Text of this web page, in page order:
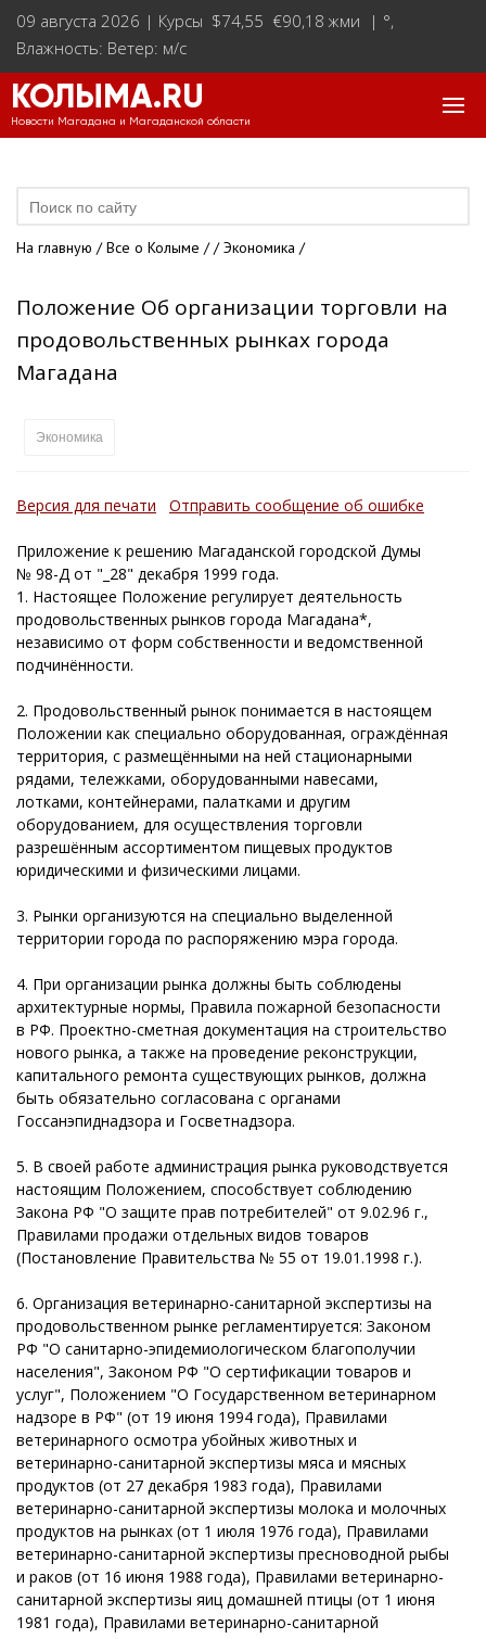
09 августа 2026 | Курсы $74,55 €90,18 жми | °,
Влажность: Ветер: м/с
КОЛЫМА.RU
Новости Магадана и Магаданской области
На главную /Все о Колыме //Экономика /
Положение Об организации торговли на
продовольственных рынках города
Магадана
Экономика
Версия для печати Отправить сообщение об ошибке
Приложение к решению Магаданской городской Думы
№ 98-Д от "_28" декабря 1999 года.
1. Настоящее Положение регулирует деятельность
продовольственных рынков города Магадана*,
независимо от форм собственности и ведомственной
подчинённости.
2. Продовольственный рынок понимается в настоящем
Положении как специально оборудованная, ограждённая
территория, с размещёнными на ней стационарными
рядами, тележками, оборудованными навесами,
лотками, контейнерами, палатками и другим
оборудованием, для осуществления торговли
разрешённым ассортиментом пищевых продуктов
юридическими и физическими лицами.
3. Рынки организуются на специально выделенной
территории города по распоряжению мэра города.
4. При организации рынка должны быть соблюдены
архитектурные нормы, Правила пожарной безопасности
в РФ. Проектно-сметная документация на строительство
нового рынка, а также на проведение реконструкции,
капитального ремонта существующих рынков, должна
быть обязательно согласована с органами
Госсанэпиднадзора и Госветнадзора.
5. В своей работе администрация рынка руководствуется
настоящим Положением, способствует соблюдению
Закона РФ "О защите прав потребителей" от 9.02.96 г.,
Правилами продажи отдельных видов товаров
(Постановление Правительства № 55 от 19.01.1998 г.).
6. Организация ветеринарно-санитарной экспертизы на
продовольственном рынке регламентируется: Законом
РФ "О санитарно-эпидемиологическом благополучии
населения", Законом РФ "О сертификации товаров и
услуг", Положением "О Государственном ветеринарном
надзоре в РФ" (от 19 июня 1994 года), Правилами
ветеринарного осмотра убойных животных и
ветеринарно-санитарной экспертизы мяса и мясных
продуктов (от 27 декабря 1983 года), Правилами
ветеринарно-санитарной экспертизы молока и молочных
продуктов на рынках (от 1 июля 1976 года), Правилами
ветеринарно-санитарной экспертизы пресноводной рыбы
и раков (от 16 июня 1988 года), Правилами ветеринарно-
санитарной экспертизы яиц домашней птицы (от 1 июня
1981 года), Правилами ветеринарно-санитарной